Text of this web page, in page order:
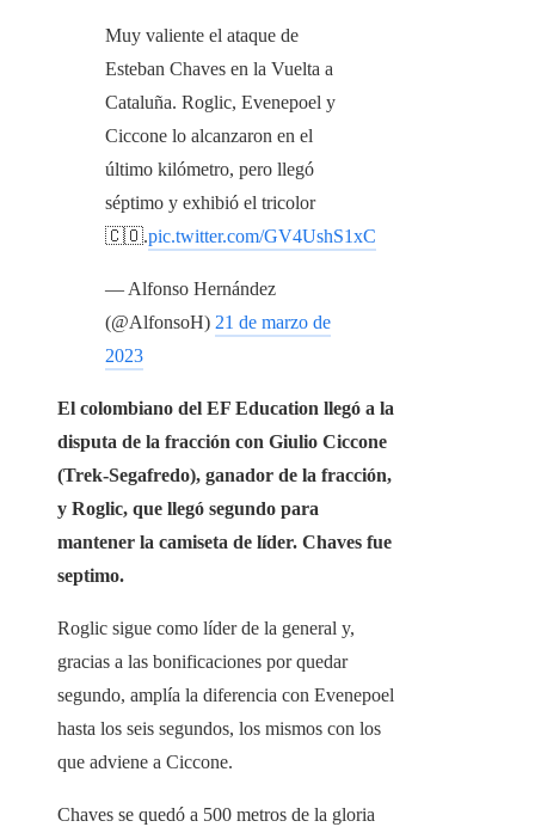
Muy valiente el ataque de
Esteban Chaves en la Vuelta a
Cataluña. Roglic, Evenepoel y
Ciccone lo alcanzaron en el
último kilómetro, pero llegó
séptimo y exhibió el tricolor
🇨🇴.pic.twitter.com/GV4UshS1xC
— Alfonso Hernández
(@AlfonsoH) 21 de marzo de
2023
El colombiano del EF Education llegó a la
disputa de la fracción con Giulio Ciccone
(Trek-Segafredo), ganador de la fracción,
y Roglic, que llegó segundo para
mantener la camiseta de líder. Chaves fue
septimo.
Roglic sigue como líder de la general y,
gracias a las bonificaciones por quedar
segundo, amplía la diferencia con Evenepoel
hasta los seis segundos, los mismos con los
que adviene a Ciccone.
Chaves se quedó a 500 metros de la gloria